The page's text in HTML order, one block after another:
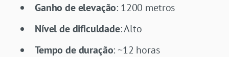
Ganho de elevação: 1200 metros
Nível de dificuldade: Alto
Tempo de duração: ~12 horas